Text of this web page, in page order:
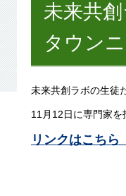
未来共
タウン
未来共創ラボの生徒
11月12日に専門家を
リンクはこちら